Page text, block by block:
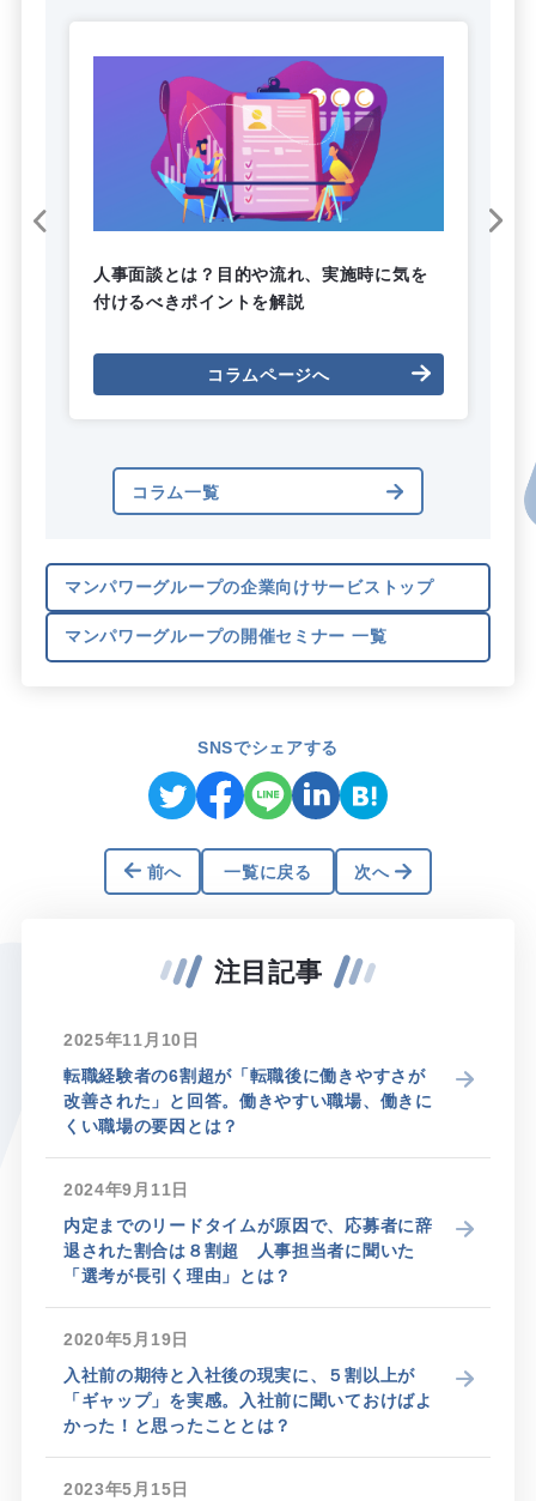
人事面談とは？目的や流れ、実施時に気を
付けるべきポイントを解説
コラム一覧
マンパワーグループの企業向けサービストップ
マンパワーグループの開催セミナー 一覧
SNSでシェアする
前へ 一覧に戻る 次へ
注目記事
2025年11月10日
転職経験者の6割超が「転職後に働きやすさが
改善された」と回答。働きやすい職場、働きに
くい職場の要因とは？
2024年9月11日
内定までのリードタイムが原因で、応募者に辞
退された割合は８割超 人事担当者に聞いた
「選考が長引く理由」とは？
2020年5月19日
入社前の期待と入社後の現実に、５割以上が
「ギャップ」を実感。入社前に聞いておけばよ
かった！と思ったこととは？
2023年5月15日